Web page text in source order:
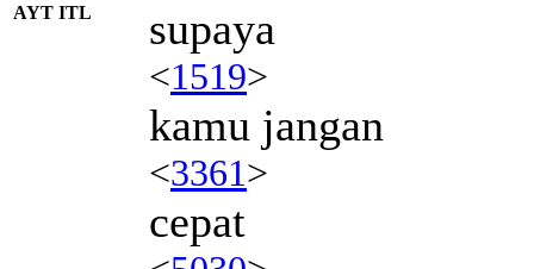
AYT ITL supaya
<1519>
kamu jangan
<3361>
cepat